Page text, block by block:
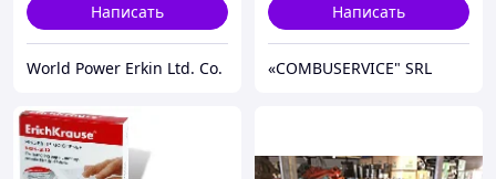
Написать
World Power Erkin Ltd. Co.
Написать
«COMBUSERVICE" SRL